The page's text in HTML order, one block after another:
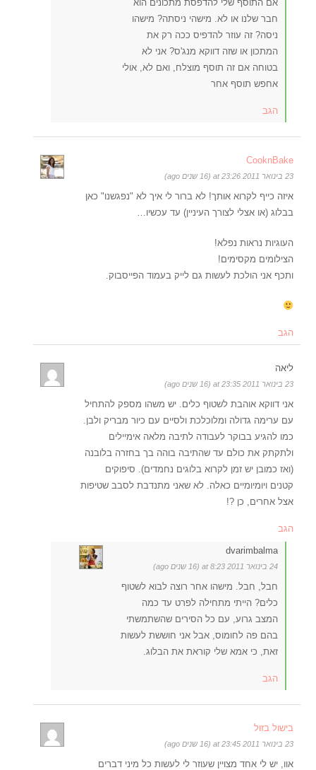
אם התוסף שלי להדפסת מתכונים הוא
חבר שלנו או לא. מישהי ניסתה? מישהו
ניסה? זה עוזר להדפיס ככה רק את
המתכון או שזה דווקא מנג'ס? אני לא
בטוחה אם זה תוסף מוצלח, ואם לא, אולי
אחפש תוסף אחר
הגב
CooknBake
23 בינואר 2011 at 23:26 (16 שנים ago)
איזה כייף לקרוא אותך! לא ברור לי איך לא "נפגשנו" כאן
בבלוג (או אצלי לצורך העיניין) עד עכשיו…
העוגיות נראות נפלא!
הצילומים מקסימים!
ותכף אני הולכת לעשות גם לייק בעמוד הפייסבוק.
הגב
ליאה
23 בינואר 2011 at 23:35 (16 שנים ago)
אני דווקא אוהבת לשטוף כלים. יש משהו מספק להתחיל
עם ערימה גדולה ומלוכלכת ולסיים עם כיור מבריק ולבן.
כמו להגיע בבוקר לעבודה לתיבה מלאה אימיילים
ולתקתק את כולם עד שהתיבה בוהה בך בחזרה בלובנה
(ואז כמובן יש זמן לקרוא בלוגים נחמדים). סיפוקים
קטנים ויומיומיים כאלה. לא שאני מתנדבת לסבב שטיפות
אצל אחרים, כן ?!
הגב
dvarimbalma
24 בינואר 2011 at 8:23 (16 שנים ago)
חבל, חבל. מישהו אחר רוצה לבוא לשטוף
כלים? הייתי מתחילה לפרט עד כמה
המצב גרוע, עם כל הסירים שהשתמשתי
בהם פה לחומוס, אבל אני חוששת לעשות
זאת, כי אמא שלי קוראת את הבלוג.
הגב
בישול בזול
23 בינואר 2011 at 23:45 (16 שנים ago)
אוו, יש לי אחד מצויין שעוזר לי לעשות כל מיני דברים